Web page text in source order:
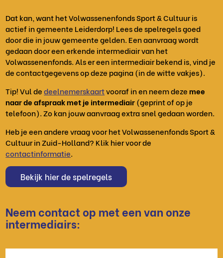
Dat kan, want het Volwassenenfonds Sport & Cultuur is
actief in gemeente Leiderdorp! Lees de spelregels goed
door die in jouw gemeente gelden. Een aanvraag wordt
gedaan door een erkende intermediair van het
Volwassenenfonds. Als er een intermediair bekend is, vind je
de contactgegevens op deze pagina (in de witte vakjes).
Tip! Vul dedeelnemerskaartvooraf in en neem dezemee
naar de afspraak met je intermediair(geprint of op je
telefoon). Zo kan jouw aanvraag extra snel gedaan worden.
Heb je een andere vraag voor het Volwassenenfonds Sport &
Cultuur in Zuid-Holland? Klik hier voor de
contactinformatie.
Bekijk hier de spelregels
Neem contact op met een van onze
intermediairs: